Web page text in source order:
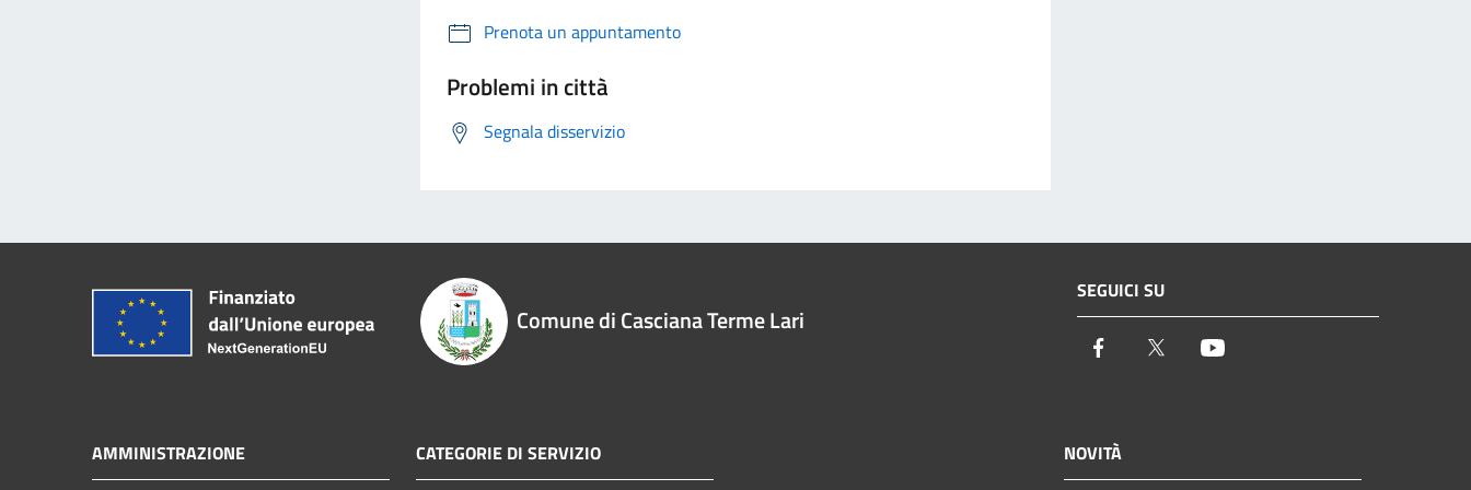
Prenota un appuntamento
Problemi in città
Segnala disservizio
Comune di Casciana Terme Lari
SEGUICI SU
Facebook Twitter
AMMINISTRAZIONE CATEGORIE DI SERVIZIO NOVITÀ